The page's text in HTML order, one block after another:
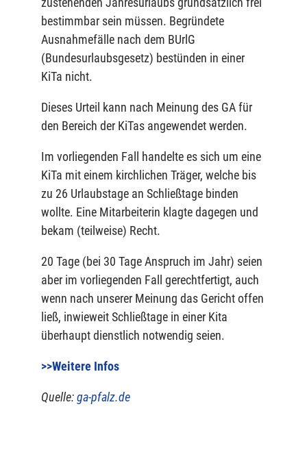
bestimmbar sein müssen. Begründete
Ausnahmefälle nach dem BUrlG
(Bundesurlaubsgesetz) bestünden in einer
KiTa nicht.
Dieses Urteil kann nach Meinung des GA für
den Bereich der KiTas angewendet werden.
Im vorliegenden Fall handelte es sich um eine
KiTa mit einem kirchlichen Träger, welche bis
zu 26 Urlaubstage an Schließtage binden
wollte. Eine Mitarbeiterin klagte dagegen und
bekam (teilweise) Recht.
20 Tage (bei 30 Tage Anspruch im Jahr) seien
aber im vorliegenden Fall gerechtfertigt, auch
wenn nach unserer Meinung das Gericht offen
ließ, inwieweit Schließtage in einer Kita
überhaupt dienstlich notwendig seien.
>>Weitere Infos
Quelle:ga-pfalz.de